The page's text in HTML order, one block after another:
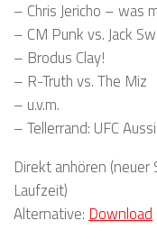
– Chris Jericho – was
– CM Punk vs. Jack
– Brodus Clay!
– R-Truth vs. The Miz
– u.v.m.
– Tellerrand: UFC
Direkt anhören (neuer
Laufzeit)
Alternative: Download